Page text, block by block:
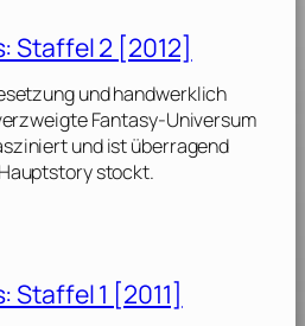
Staffel 2 [2012]
und handwerklich
Fantasy-Universum
und ist überragend
stockt.
Staffel 1 [2011]